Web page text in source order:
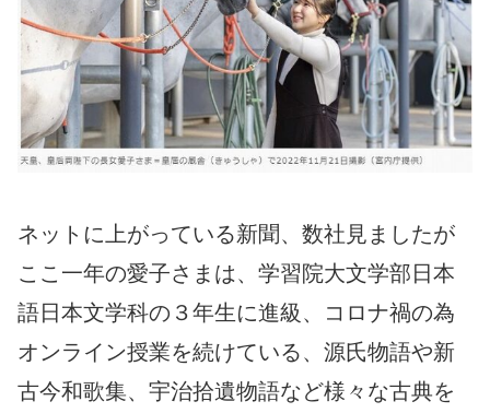
ネットに上がっている新聞、数社見ましたが
ここ一年の愛子さまは、学習院大文学部日本
語日本文学科の３年生に進級、コロナ禍の為
オンライン授業を続けている、源氏物語や新
古今和歌集、宇治拾遺物語など様々な古典を